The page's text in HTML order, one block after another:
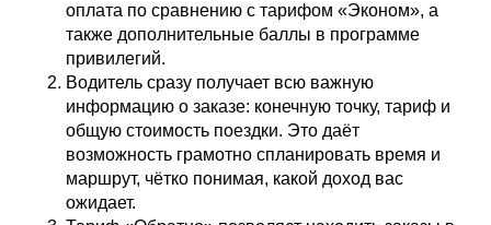
оплата по сравнению с тарифом «Эконом», а
также дополнительные баллы в программе
привилегий.
Водитель сразу получает всю важную
информацию о заказе: конечную точку, тариф и
общую стоимость поездки. Это даёт
возможность грамотно спланировать время и
маршрут, чётко понимая, какой доход вас
ожидает.